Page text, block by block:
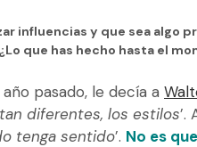
influencias y que sea algo
que has hecho hasta el
pasado, le decía a
diferentes, los estilos’.
tenga sentido’. No es